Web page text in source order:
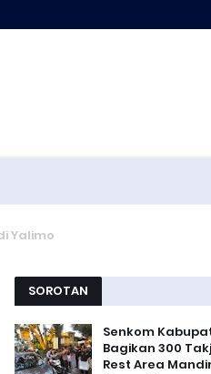
SOROTAN
Senkom
Bagikan 300
Rest Area